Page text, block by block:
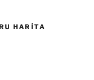
HARITA